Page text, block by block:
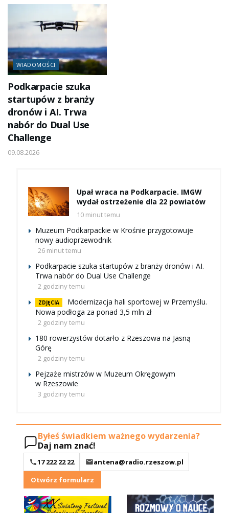
WIADOMOŚCI
Podkarpacie szuka
startupów z branży
dronów i AI. Trwa
nabór do Dual Use
Challenge
09.08.2026
Upał wraca na Podkarpacie. IMGW
wydał ostrzeżenie dla 22 powiatów
10 minut temu
Muzeum Podkarpackie w Krośnie przygotowuje
nowy audioprzewodnik
26 minut temu
Podkarpacie szuka startupów z branży dronów i AI.
Trwa nabór do Dual Use Challenge
2 godziny temu
ZDJĘCIA
Modernizacja hali sportowej w Przemyślu.
Nowa podłoga za ponad 3,5 mln zł
2 godziny temu
180 rowerzystów dotarło z Rzeszowa na Jasną
Górę
2 godziny temu
Pejzaże mistrzów w Muzeum Okręgowym
w Rzeszowie
3 godziny temu
Byłeś świadkiem ważnego wydarzenia?
Daj nam znać!
17 222 22 22
antena@radio.rzeszow.pl
Otwórz formularz